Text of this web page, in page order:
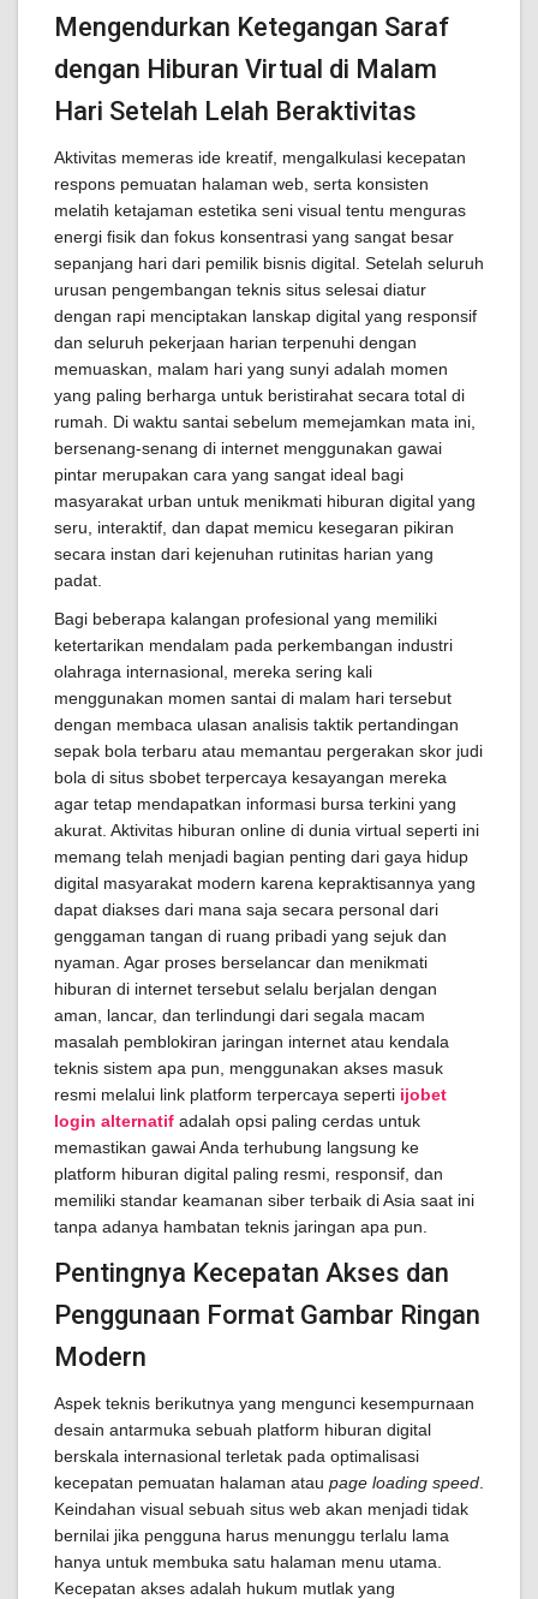
Mengendurkan Ketegangan Saraf
dengan Hiburan Virtual di Malam
Hari Setelah Lelah Beraktivitas
Aktivitas memeras ide kreatif, mengalkulasi kecepatan
respons pemuatan halaman web, serta konsisten
melatih ketajaman estetika seni visual tentu menguras
energi fisik dan fokus konsentrasi yang sangat besar
sepanjang hari dari pemilik bisnis digital. Setelah seluruh
urusan pengembangan teknis situs selesai diatur
dengan rapi menciptakan lanskap digital yang responsif
dan seluruh pekerjaan harian terpenuhi dengan
memuaskan, malam hari yang sunyi adalah momen
yang paling berharga untuk beristirahat secara total di
rumah. Di waktu santai sebelum memejamkan mata ini,
bersenang-senang di internet menggunakan gawai
pintar merupakan cara yang sangat ideal bagi
masyarakat urban untuk menikmati hiburan digital yang
seru, interaktif, dan dapat memicu kesegaran pikiran
secara instan dari kejenuhan rutinitas harian yang
padat.
Bagi beberapa kalangan profesional yang memiliki
ketertarikan mendalam pada perkembangan industri
olahraga internasional, mereka sering kali
menggunakan momen santai di malam hari tersebut
dengan membaca ulasan analisis taktik pertandingan
sepak bola terbaru atau memantau pergerakan skor judi
bola di situs sbobet terpercaya kesayangan mereka
agar tetap mendapatkan informasi bursa terkini yang
akurat. Aktivitas hiburan online di dunia virtual seperti ini
memang telah menjadi bagian penting dari gaya hidup
digital masyarakat modern karena kepraktisannya yang
dapat diakses dari mana saja secara personal dari
genggaman tangan di ruang pribadi yang sejuk dan
nyaman. Agar proses berselancar dan menikmati
hiburan di internet tersebut selalu berjalan dengan
aman, lancar, dan terlindungi dari segala macam
masalah pemblokiran jaringan internet atau kendala
teknis sistem apa pun, menggunakan akses masuk
resmi melalui link platform terpercaya seperti ijobet
login alternatif adalah opsi paling cerdas untuk
memastikan gawai Anda terhubung langsung ke
platform hiburan digital paling resmi, responsif, dan
memiliki standar keamanan siber terbaik di Asia saat ini
tanpa adanya hambatan teknis jaringan apa pun.
Pentingnya Kecepatan Akses dan
Penggunaan Format Gambar Ringan
Modern
Aspek teknis berikutnya yang mengunci kesempurnaan
desain antarmuka sebuah platform hiburan digital
berskala internasional terletak pada optimalisasi
kecepatan pemuatan halaman atau page loading speed
Keindahan visual sebuah situs web akan menjadi tidak
bernilai jika pengguna harus menunggu terlalu lama
hanya untuk membuka satu halaman menu utama.
Kecepatan akses adalah hukum mutlak yang